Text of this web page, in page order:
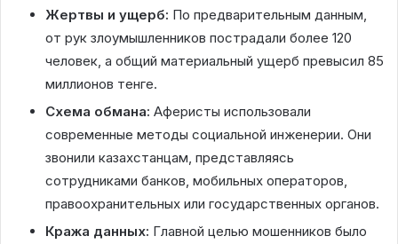
Жертвы и ущерб: По предварительным данным,
от рук злоумышленников пострадали более 120
человек, а общий материальный ущерб превысил 85
миллионов тенге.
Схема обмана: Аферисты использовали
современные методы социальной инженерии. Они
звонили казахстанцам, представляясь
сотрудниками банков, мобильных операторов,
правоохранительных или государственных органов.
Кража данных: Главной целью мошенников было